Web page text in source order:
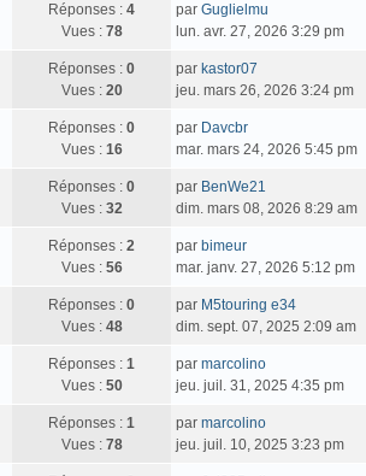
Réponses : 4
Vues : 78
par Guglielmu
lun. avr. 27, 2026 3:29 pm
Réponses : 0
Vues : 20
par kastor07
jeu. mars 26, 2026 3:24 pm
Réponses : 0
Vues : 16
par Davcbr
mar. mars 24, 2026 5:45 pm
Réponses : 0
Vues : 32
par BenWe21
dim. mars 08, 2026 8:29 am
Réponses : 2
Vues : 56
par bimeur
mar. janv. 27, 2026 5:12 pm
Réponses : 0
Vues : 48
par M5touring e34
dim. sept. 07, 2025 2:09 am
Réponses : 1
Vues : 50
par marcolino
jeu. juil. 31, 2025 4:35 pm
Réponses : 1
Vues : 78
par marcolino
jeu. juil. 10, 2025 3:23 pm